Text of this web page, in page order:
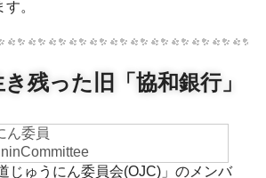
。
残った旧「協和銀行」
じゅうにん委員会(OJC)」のメンバ